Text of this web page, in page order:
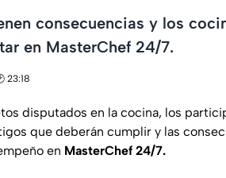
consecuencias y los
en MasterChef 24/7.
23:18
disputados en la cocina, los
que deberán cumplir y las
en MasterChef 24/7.